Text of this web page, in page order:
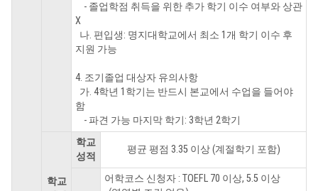
- 졸업학점 취득을 위한 추가 학기 이수 여부와 상관
X
나. 편입생: 명지대학교에서 최소 1개 학기 이수 후
지원 가능
4. 조기졸업 대상자 유의사항
가. 4학년 1학기는 반드시 본교에서 수업을 들어야
함
- 파견 가능 마지막 학기: 3학년 2학기
학교
학교
성적
평균 평점 3.35 이상 (계절학기 포함)
어학코스 신청자 : TOEFL 70 이상, 5.5 이상